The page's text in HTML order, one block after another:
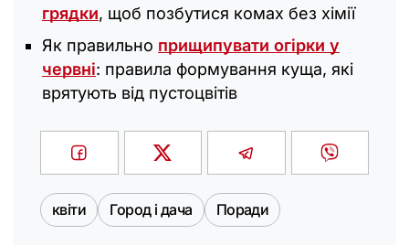
грядки, щоб позбутися комах без хімії
Як правильно прищипувати огірки у
червні: правила формування куща, які
врятують від пустоцвітів
квіти Город і дача Поради